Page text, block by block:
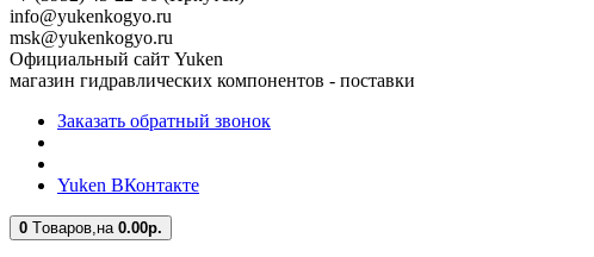
info@yukenkogyo.ru
msk@yukenkogyo.ru
Официальный сайт Yuken
магазин гидравлических компонентов - поставки
Заказать обратный звонок
Yuken ВКонтакте
0 Tоваров, на 0.00р.